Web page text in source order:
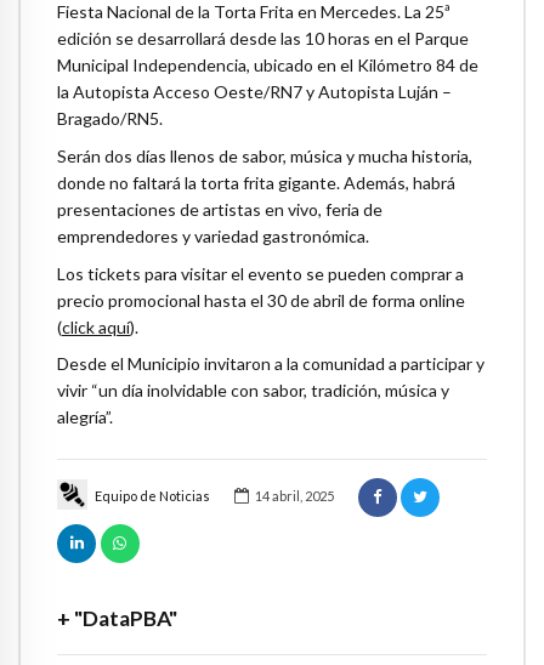
Equipo de Noticias 14 abril, 2025
+ "DataPBA"
Fiesta Nacional de la Torta Frita en Mercedes. La 25ª
edición se desarrollará desde las 10 horas en el Parque
Municipal Independencia, ubicado en el Kilómetro 84 de
la Autopista Acceso Oeste/RN7 y Autopista Luján –
Bragado/RN5.
Serán dos días llenos de sabor, música y mucha historia,
donde no faltará la torta frita gigante. Además, habrá
presentaciones de artistas en vivo, feria de
emprendedores y variedad gastronómica.
Los tickets para visitar el evento se pueden comprar a
precio promocional hasta el 30 de abril de forma online
(click aquí).
Desde el Municipio invitaron a la comunidad a participar y
vivir “un día inolvidable con sabor, tradición, música y
alegría”.